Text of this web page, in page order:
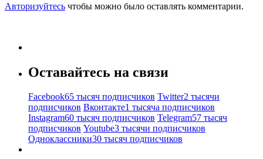
Авторизуйтесь чтобы можно было оставлять комментарии.
Оставайтесь на связи
Facebook65 тысяч подписчиков Twitter2 тысячи
подписчиков Вконтакте1 тысяча подписчиков
Instagram60 тысяч подписчиков Telegram57 тысяч
подписчиков Youtube3 тысячи подписчиков
Одноклассники30 тысяч подписчиков